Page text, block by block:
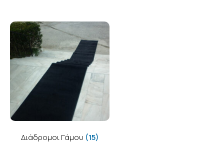
Διάδρομοι Γάμου (15)